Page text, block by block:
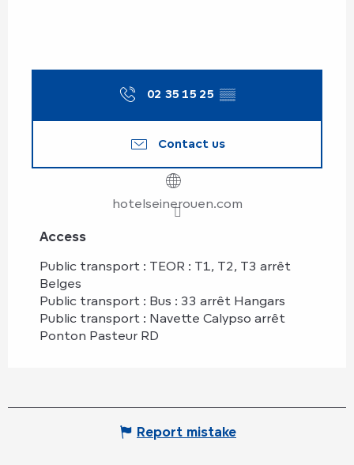
02 35 15 25 ▒▒
Contact us
hotelseinerouen.com
Access
Access
Public transport : TEOR : T1, T2, T3 arrêt
Belges
Public transport : Bus : 33 arrêt Hangars
Public transport : Navette Calypso arrêt
Ponton Pasteur RD
Report mistake